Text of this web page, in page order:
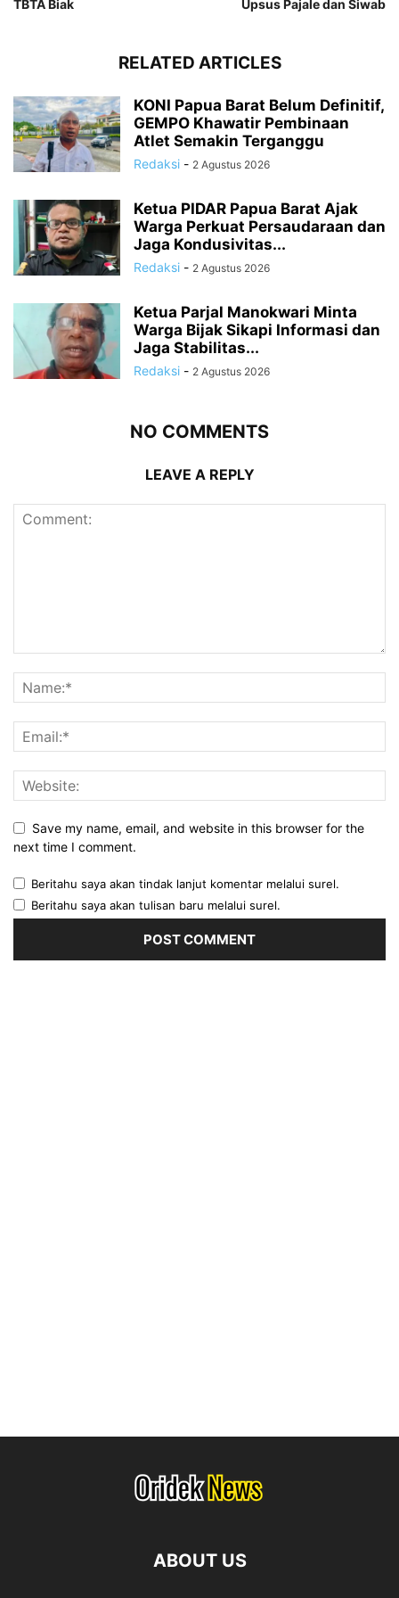
TBTA Biak Upsus Pajale dan Siwab
RELATED ARTICLES
KONI Papua Barat Belum Definitif,
GEMPO Khawatir Pembinaan
Atlet Semakin Terganggu
Redaksi - 2 Agustus 2026
Ketua PIDAR Papua Barat Ajak
Warga Perkuat Persaudaraan dan
Jaga Kondusivitas...
Redaksi - 2 Agustus 2026
Ketua Parjal Manokwari Minta
Warga Bijak Sikapi Informasi dan
Jaga Stabilitas...
Redaksi - 2 Agustus 2026
NO COMMENTS
LEAVE A REPLY
Save my name, email, and website in this browser for the
next time I comment.
Beritahu saya akan tindak lanjut komentar melalui surel.
Beritahu saya akan tulisan baru melalui surel.
ABOUT US